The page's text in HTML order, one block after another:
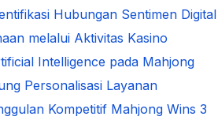
Hubungan Sentimen Digital
melalui Aktivitas Kasino
Intelligence pada Mahjong
Personalisasi Layanan
Kompetitif Mahjong Wins 3